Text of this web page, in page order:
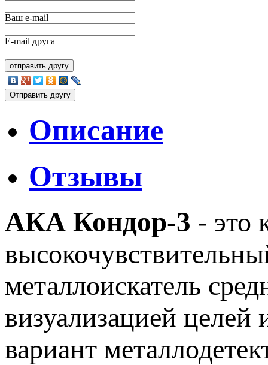
Ваш e-mail
E-mail друга
Описание
Отзывы
АКА Кондор-3 - это
металлоискатель
визуализацией
вариант